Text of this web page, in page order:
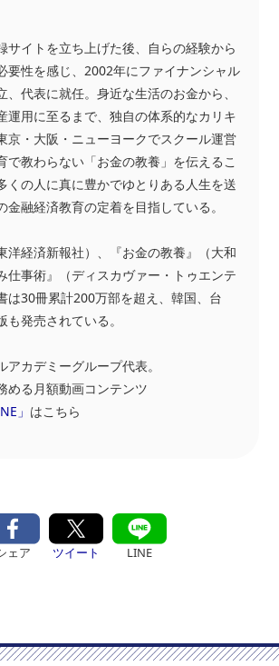
サイトを立ち上げた後、自らの経験から
要性を感じ、2002年にファイナンシャル
、代表に就任。身近な生活のお金から、
運用に至るまで、独自の体系的なカリキ
京・大阪・ニューヨークでスクール運営
で教わらない「お金の教養」を伝えるこ
くの人に真に豊かでゆとりある人生を送
金融経済教育の定着を目指している。
洋経済新報社）、『お金の教養』（大和
仕事術』（ディスカヴァー・トゥエンテ
は30冊累計200万部を超え、韓国、台
発売されている。
アカデミーグループ代表。
める月額動画コンテンツ
」 はこちら
ェア ツイート LINE